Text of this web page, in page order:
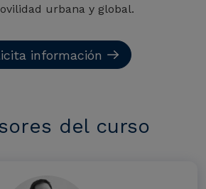
urbana y global.
información
del curso